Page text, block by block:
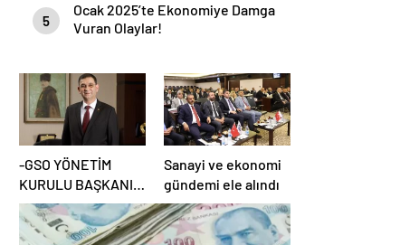
5
Ocak 2025’te Ekonomiye Damga
Vuran Olaylar!
-GSO YÖNETİM
KURULU BAŞKANI
ADNAN ÜNVERDİ:
Sanayi ve ekonomi
gündemi ele alındı